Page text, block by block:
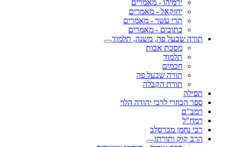
ירמיהו - מאמרים
יחזקאל - מאמרים
תרי עשר - מאמרים
כתובים - מאמרים
תורה שבעל פה, משנה, תלמוד
מסכת אבות
תלמוד
חכמים
תורה שבעל פה
תורת הקבלה
תפילה
ספר הכוזרי לרבי יהודה הלוי
רמב"ם
רמח"ל
רבי נחמן מברסלב
הרב קוק ותורתו